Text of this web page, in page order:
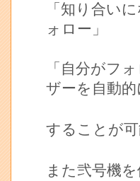
「知り合い
ォロー」
「自分がフ
ザーを自動的
することが可
また弐号機